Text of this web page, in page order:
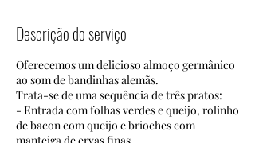
Descrição do serviço
Oferecemos um delicioso almoço germânico
ao som de bandinhas alemãs.
Trata-se de uma sequência de três pratos:
- Entrada com folhas verdes e queijo, rolinho
de bacon com queijo e brioches com